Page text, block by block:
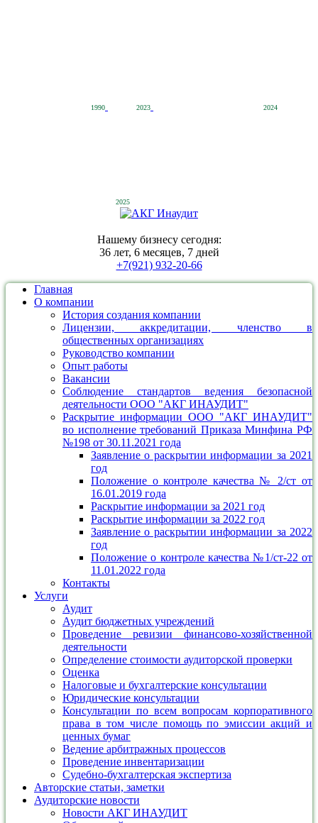
1990 2023 2024
2025
Нашему бизнесу сегодня:
36 лет, 6 месяцев, 7 дней
+7(921) 932-20-66
Главная
О компании
История создания компании
Лицензии, аккредитации, членство в
общественных организациях
Руководство компании
Опыт работы
Вакансии
Соблюдение стандартов ведения безопасной
деятельности ООО "АКГ ИНАУДИТ"
Раскрытие информации ООО "АКГ ИНАУДИТ"
во исполнение требований Приказа Минфина РФ
№198 от 30.11.2021 года
Заявление о раскрытии информации за 2021
год
Положение о контроле качества № 2/ст от
16.01.2019 года
Раскрытие информации за 2021 год
Раскрытие информации за 2022 год
Заявление о раскрытии информации за 2022
год
Положение о контроле качества №1/ст-22 от
11.01.2022 года
Контакты
Услуги
Аудит
Аудит бюджетных учреждений
Проведение ревизии финансово-хозяйственной
деятельности
Определение стоимости аудиторской проверки
Оценка
Налоговые и бухгалтерские консультации
Юридические консультации
Консультации по всем вопросам корпоративного
права в том числе помощь по эмиссии акций и
ценных бумаг
Ведение арбитражных процессов
Проведение инвентаризации
Судебно-бухгалтерская экспертиза
Авторские статьи, заметки
Аудиторские новости
Новости АКГ ИНАУДИТ